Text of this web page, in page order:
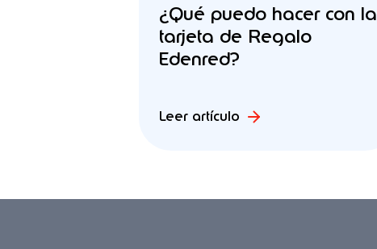
¿Qué puedo hacer con la
tarjeta de Regalo
Edenred?
Leer artículo